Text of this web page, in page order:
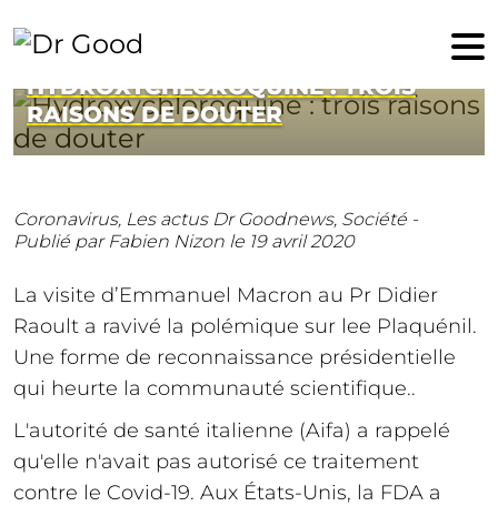
19 avril 2020
HYDROXYCHLOROQUINE : TROIS
RAISONS DE DOUTER
Coronavirus, Les actus Dr Goodnews, Société -
Publié par Fabien Nizon le 19 avril 2020
La visite d’Emmanuel Macron au Pr Didier
Raoult a ravivé la polémique sur lee Plaquénil.
Une forme de reconnaissance présidentielle
qui heurte la communauté scientifique..
L'autorité de santé italienne (Aifa) a rappelé
qu'elle n'avait pas autorisé ce traitement
contre le Covid-19. Aux États-Unis, la FDA a